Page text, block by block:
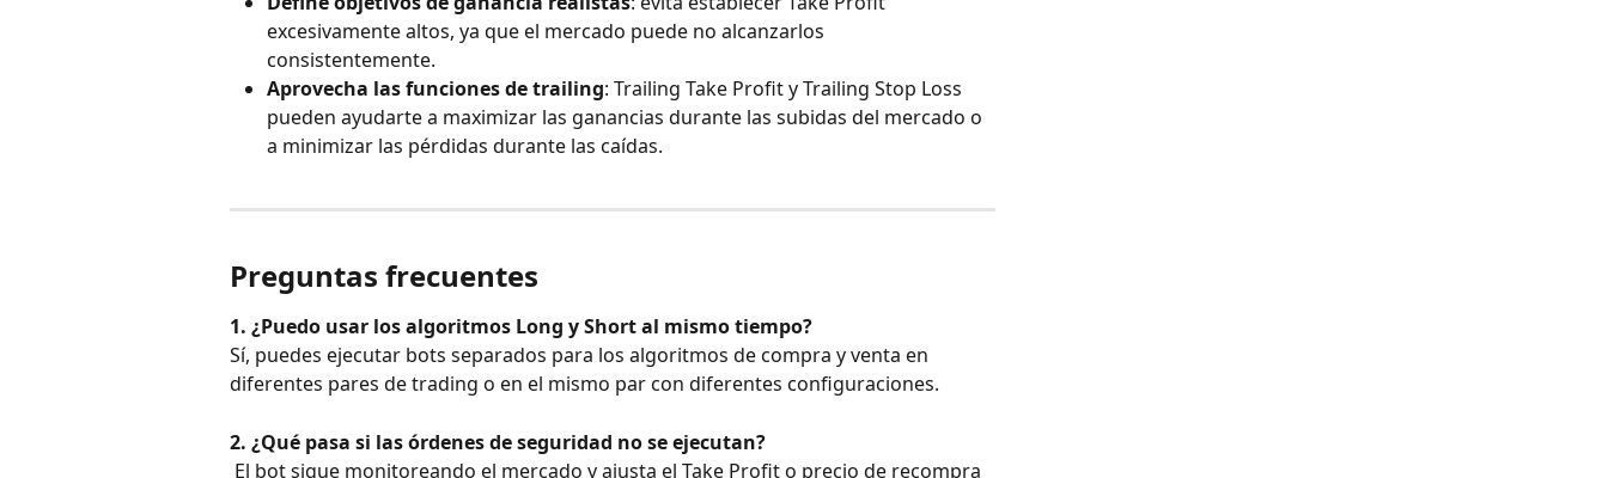
excesivamente altos, ya que el mercado puede no alcanzarlos
consistentemente.
Aprovecha las funciones de trailing: Trailing Take Profit y Trailing Stop Loss
pueden ayudarte a maximizar las ganancias durante las subidas del mercado o
a minimizar las pérdidas durante las caídas.
Preguntas frecuentes
1. ¿Puedo usar los algoritmos Long y Short al mismo tiempo?
Sí, puedes ejecutar bots separados para los algoritmos de compra y venta en
diferentes pares de trading o en el mismo par con diferentes configuraciones.
2. ¿Qué pasa si las órdenes de seguridad no se ejecutan?